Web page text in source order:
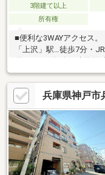
3階建て以上
所有権
■便利な3WAYアクセス
「上沢」駅…徒歩7分・
ビルトインガレージ！
トイレ付！■パントリー
リビングと水回りが集
もシーズにお任せくださ
小学校…徒歩5分・市立
保育園…徒歩7分・関西
5分
兵庫県神戸市